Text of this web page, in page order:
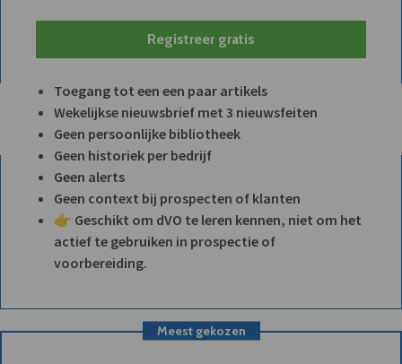
Registreer gratis
Toegang tot een een paar artikels
Wekelijkse nieuwsbrief met 3 nieuwsfeiten
Geen persoonlijke bibliotheek
Geen historiek per bedrijf
Geen alerts
Geen context bij prospecten of klanten
👉 Geschikt om dVO te leren kennen, niet om het
actief te gebruiken in prospectie of
voorbereiding.
Meest gekozen